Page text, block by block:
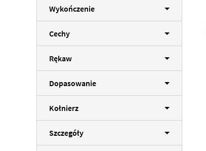
Wykończenie
Cechy
Rękaw
Dopasowanie
Kołnierz
Szczegóły